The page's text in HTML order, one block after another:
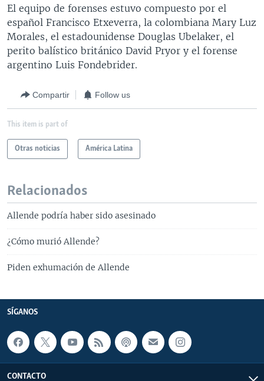
El equipo de forenses estuvo compuesto por el
español Francisco Etxeverra, la colombiana Mary Luz
Morales, el estadounidense Douglas Ubelaker, el
perito balístico británico David Pryor y el forense
argentino Luis Fondebrider.
Compartir Follow us
This item is part of
Otras noticias América Latina
Relacionados
Allende podría haber sido asesinado
¿Cómo murió Allende?
Piden exhumación de Allende
SÍGANOS
CONTACTO